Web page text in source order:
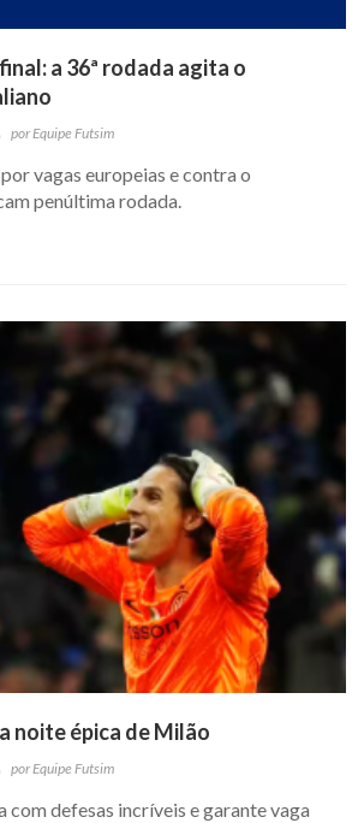
a 36ª rodada agita o
por Equipe Futsim
vagas europeias e contra o
penúltima rodada.
noite épica de Milão
porEquipe Futsim
com defesas incríveis e garante vaga